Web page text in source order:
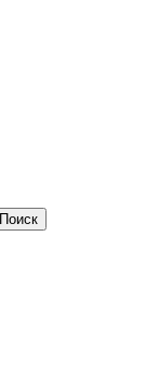
Поиск